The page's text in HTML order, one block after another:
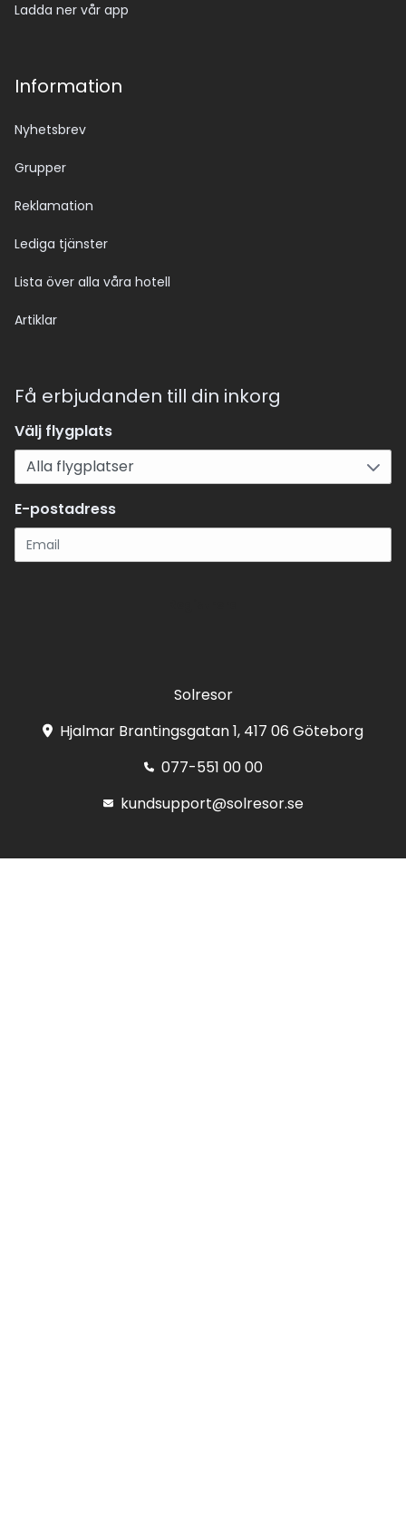
Ladda ner vår app
Information
Nyhetsbrev
Grupper
Reklamation
Lediga tjänster
Lista över alla våra hotell
Artiklar
Få erbjudanden till din inkorg
Välj flygplats
E-postadress
Solresor
Hjalmar Brantingsgatan 1, 417 06 Göteborg
077-551 00 00
kundsupport@solresor.se